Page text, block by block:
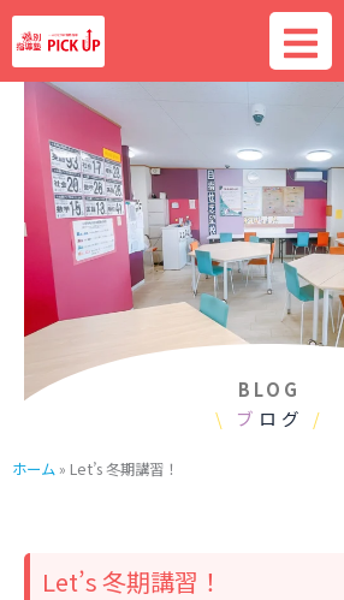
内
容
を
BLOG
\
ブ ログ /
ホーム » Let’s 冬期講習！
Let’s 冬期講習！